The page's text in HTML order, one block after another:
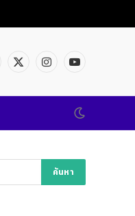
X
InstagramYouTube